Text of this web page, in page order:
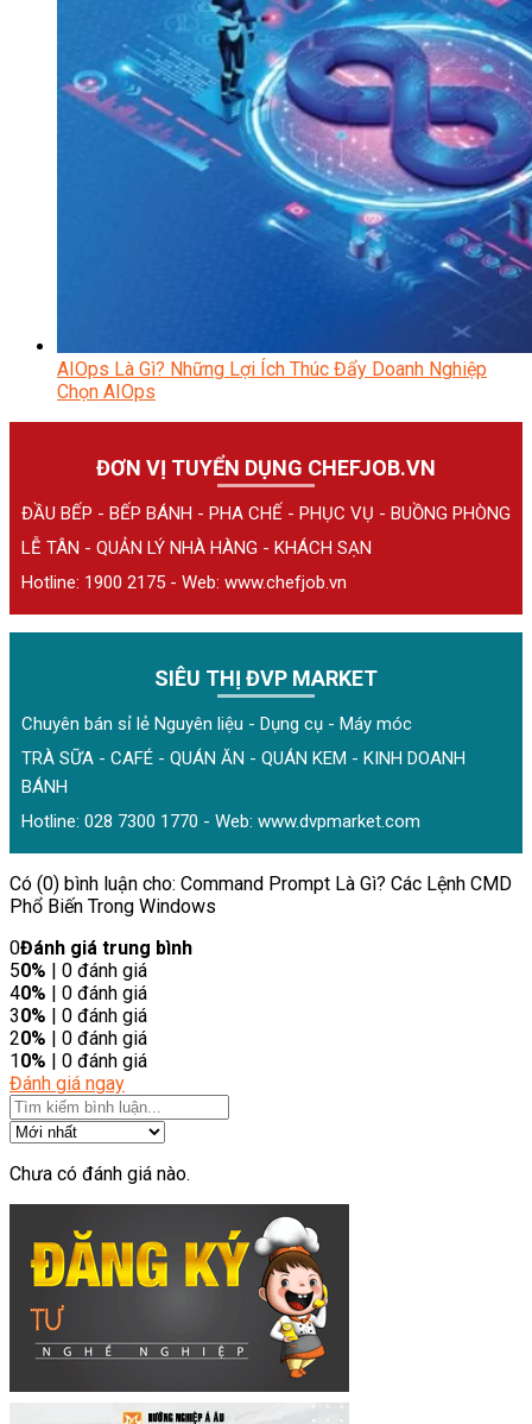
AIOps Là Gì? Những Lợi Ích Thúc Đẩy Doanh Nghiệp
Chọn AIOps
ĐƠN VỊ TUYỂN DỤNG CHEFJOB.VN
ĐẦU BẾP - BẾP BÁNH - PHA CHẾ - PHỤC VỤ - BUỒNG PHÒNG
LỄ TÂN - QUẢN LÝ NHÀ HÀNG - KHÁCH SẠN
Hotline: 1900 2175 - Web: www.chefjob.vn
SIÊU THỊ ĐVP MARKET
Chuyên bán sỉ lẻ Nguyên liệu - Dụng cụ - Máy móc
TRÀ SỮA - CAFÉ - QUÁN ĂN - QUÁN KEM - KINH DOANH
BÁNH
Hotline: 028 7300 1770 - Web: www.dvpmarket.com
Có (0) bình luận cho: Command Prompt Là Gì? Các Lệnh CMD
Phổ Biến Trong Windows
0Đánh giá trung bình
50% | 0 đánh giá
40% | 0 đánh giá
30% | 0 đánh giá
20% | 0 đánh giá
10% | 0 đánh giá
Đánh giá ngay
Chưa có đánh giá nào.